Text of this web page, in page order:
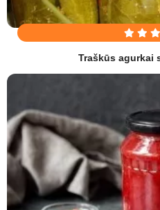
Traškūs agurkai